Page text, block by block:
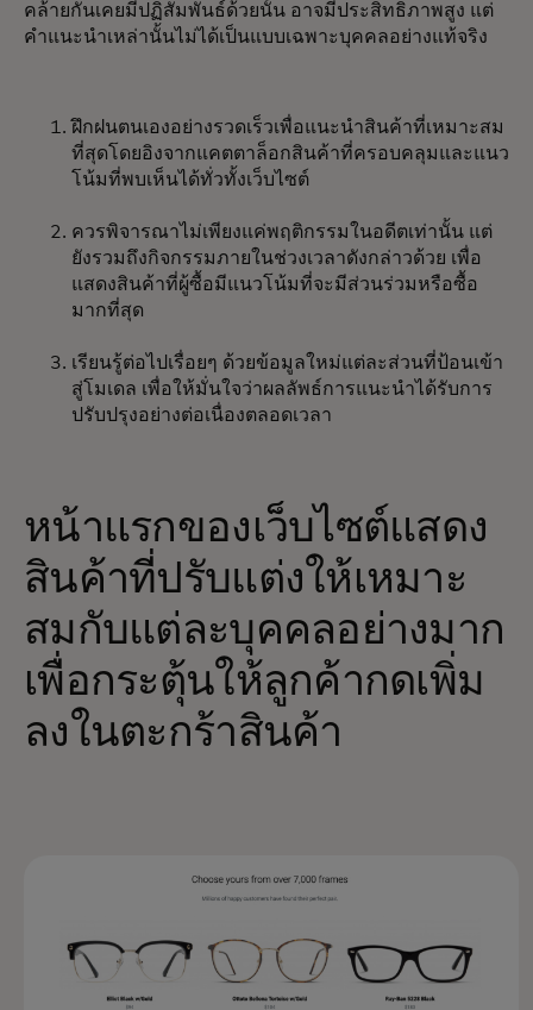
คล้ายกันเคยมีปฏิสัมพันธ์ด้วยนั้น อาจมีประสิทธิภาพสูง แต่
คำแนะนำเหล่านั้นไม่ได้เป็นแบบเฉพาะบุคคลอย่างแท้จริง
ฝึกฝนตนเองอย่างรวดเร็วเพื่อแนะนำสินค้าที่เหมาะสม
ที่สุดโดยอิงจากแคตตาล็อกสินค้าที่ครอบคลุมและแนว
โน้มที่พบเห็นได้ทั่วทั้งเว็บไซต์
ควรพิจารณาไม่เพียงแค่พฤติกรรมในอดีตเท่านั้น แต่
ยังรวมถึงกิจกรรมภายในช่วงเวลาดังกล่าวด้วย เพื่อ
แสดงสินค้าที่ผู้ซื้อมีแนวโน้มที่จะมีส่วนร่วมหรือซื้อ
มากที่สุด
เรียนรู้ต่อไปเรื่อยๆ ด้วยข้อมูลใหม่แต่ละส่วนที่ป้อนเข้า
สู่โมเดล เพื่อให้มั่นใจว่าผลลัพธ์การแนะนำได้รับการ
ปรับปรุงอย่างต่อเนื่องตลอดเวลา
หน้าแรกของเว็บไซต์แสดง
สินค้าที่ปรับแต่งให้เหมาะ
สมกับแต่ละบุคคลอย่างมาก
เพื่อกระตุ้นให้ลูกค้ากดเพิ่ม
ลงในตะกร้าสินค้า